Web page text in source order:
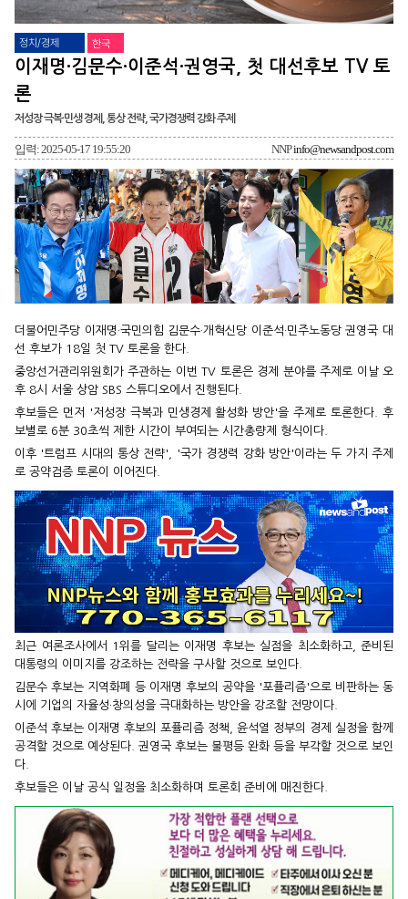
정치/경제 한국
이재명·김문수·이준석·권영국, 첫 대선후보 TV 토
론
저성장 극복·민생 경제, 통상 전략, 국가경쟁력 강화 주제
입력: 2025-05-17 19:55:20 NNPinfo@newsandpost.com
더불어민주당 이재명·국민의힘 김문수·개혁신당 이준석·민주노동당 권영국 대
선 후보가 18일 첫 TV 토론을 한다.
중앙선거관리위원회가 주관하는 이번 TV 토론은 경제 분야를 주제로 이날 오
후 8시 서울 상암 SBS 스튜디오에서 진행된다.
후보들은 먼저 '저성장 극복과 민생경제 활성화 방안'을 주제로 토론한다. 후
보별로 6분 30초씩 제한 시간이 부여되는 시간총량제 형식이다.
이후 '트럼프 시대의 통상 전략', '국가 경쟁력 강화 방안'이라는 두 가지 주제
로 공약검증 토론이 이어진다.
최근 여론조사에서 1위를 달리는 이재명 후보는 실점을 최소화하고, 준비된
대통령의 이미지를 강조하는 전략을 구사할 것으로 보인다.
김문수 후보는 지역화폐 등 이재명 후보의 공약을 '포퓰리즘'으로 비판하는 동
시에 기업의 자율성·창의성을 극대화하는 방안을 강조할 전망이다.
이준석 후보는 이재명 후보의 포퓰리즘 정책, 윤석열 정부의 경제 실정을 함께
공격할 것으로 예상된다. 권영국 후보는 불평등 완화 등을 부각할 것으로 보인
다.
후보들은 이날 공식 일정을 최소화하며 토론회 준비에 매진한다.